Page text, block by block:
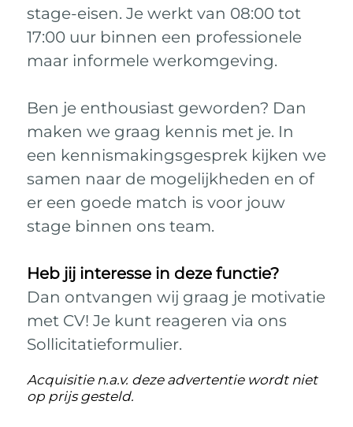
stage-eisen. Je werkt van 08:00 tot
17:00 uur binnen een professionele
maar informele werkomgeving.
Ben je enthousiast geworden? Dan
maken we graag kennis met je. In
een kennismakingsgesprek kijken we
samen naar de mogelijkheden en of
er een goede match is voor jouw
stage binnen ons team.
Heb jij interesse in deze functie?
Dan ontvangen wij graag je motivatie
met CV! Je kunt reageren via ons
Sollicitatieformulier.
Acquisitie n.a.v. deze advertentie wordt niet
op prijs gesteld.